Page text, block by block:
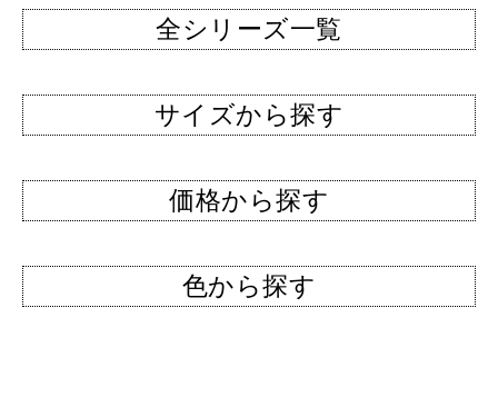
全シリーズ一覧
サイズから探す
価格から探す
色から探す